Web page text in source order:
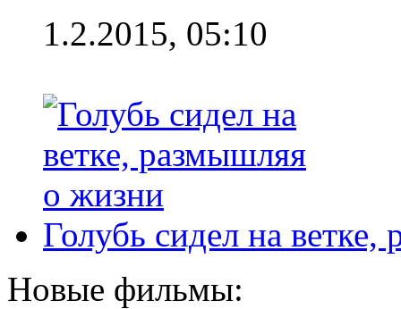
1.2.2015, 05:10
Голубь сидел на
Новые фильмы: